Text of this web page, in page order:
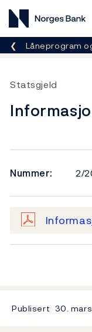
Norges Bank
Her er du nå:
Låneprogram
Statsgjeld
Nummer: 2/
Publisert 30.